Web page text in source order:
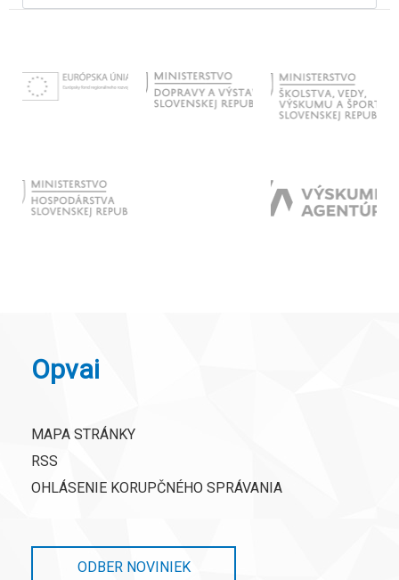
Opvai
MAPA STRÁNKY
RSS
OHLÁSENIE KORUPČNÉHO SPRÁVANIA
ODBER NOVINIEK